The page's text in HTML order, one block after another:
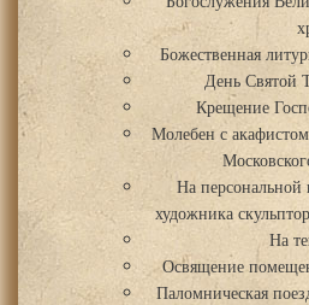
Божественная
День Святой
Крещение
Молебен с
На
художника
На
Освящение
Паломническая